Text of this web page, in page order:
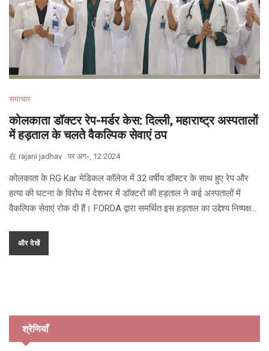
समाचार
कोलकाता डॉक्टर रेप-मर्डर केस: दिल्ली, महाराष्ट्र अस्पतालों
में हड़ताल के चलते वैकल्पिक सेवाएं ठप
在 rajani jadhav पर अग॰, 12 2024
कोलकाता के RG Kar मेडिकल कॉलेज में 32 वर्षीय डॉक्टर के साथ हुए रेप और
हत्या की घटना के विरोध में देशभर में डॉक्टरों की हड़ताल ने कई अस्पतालों में
वैकल्पिक सेवाएं रोक दी हैं। FORDA द्वारा समर्थित इस हड़ताल का उद्देश्य निष्पक्ष
और देखें
श्रेणियाँ